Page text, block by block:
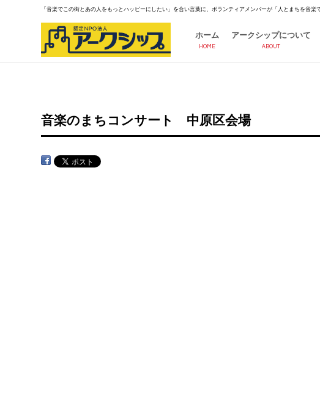
「音楽でこの街とあの人をもっとハッピーにしたい」を合い言葉に、ボランティアメンバーが「人とまちを音
ホーム
HOME
アークシップについて
ABOUT
音楽のまちコンサート 中原区会場